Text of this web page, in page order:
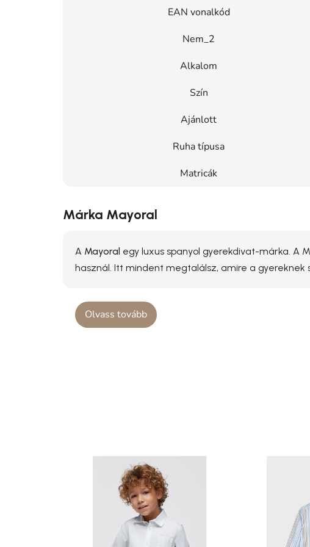
EAN vonalkód
Nem_2
Alkalom
Szín
Ajánlott
Ruha típusa
Matricák
Márka Mayoral
A Mayoral egy luxus spanyol gyerekdivat-márka. A
használ. Itt mindent megtalálsz, amire a gyereknek
Olvass tovább